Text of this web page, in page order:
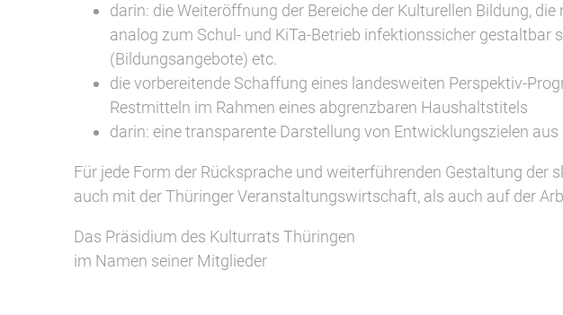
darin: die Weiteröffnung der Bereiche der Kulturellen Bildung,
analog zum Schul- und KiTa-Betrieb infektionssicher
(Bildungsangebote) etc.
die vorbereitende Schaffung eines landesweiten Perspektiv-
Restmitteln im Rahmen eines abgrenzbaren Haushaltstitels
darin: eine transparente Darstellung von Entwicklungszielen
Für jede Form der Rücksprache und weiterführenden Gestaltung
auch mit der Thüringer Veranstaltungswirtschaft, als auch auf der
Das Präsidium des Kulturrats Thüringen
im Namen seiner Mitglieder